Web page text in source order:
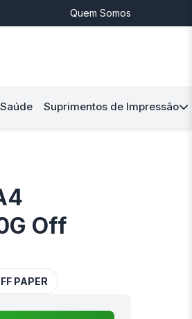
Quem Somos
Saúde Suprimentos de Impressão
Off
PAPER